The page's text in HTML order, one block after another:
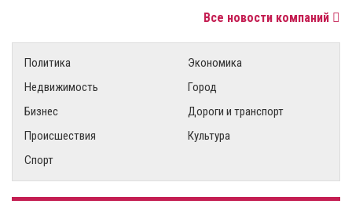
Все новости компаний
Политика
Экономика
Недвижимость
Город
Бизнес
Дороги и транспорт
Происшествия
Культура
Спорт